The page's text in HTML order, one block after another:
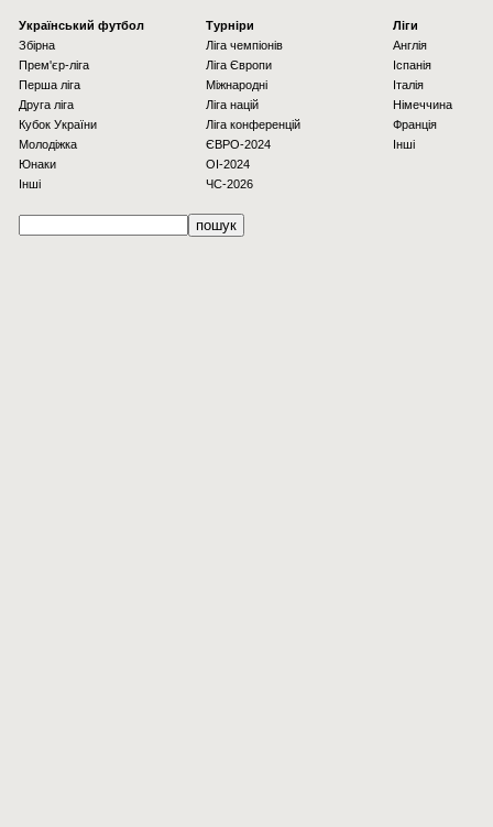
Українcький футбол
Збірна
Прем'єр-ліга
Перша ліга
Друга ліга
Кубок України
Молодіжка
Юнаки
Інші
Турніри
Ліга чемпіонів
Ліга Європи
Міжнародні
Ліга націй
Ліга конференцій
ЄВРО-2024
OI-2024
ЧС-2026
Ліги
Англія
Іспанія
Італія
Німеччина
Франція
Інші